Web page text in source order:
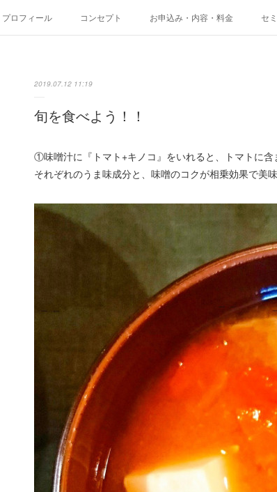
プロフィール コンセプト お申込み・内容・料金 セ
2019.07.12 11:19
旬を食べよう！！
①味噌汁に『トマト+キノコ』をいれると、トマトに含
それぞれのうま味成分と、味噌のコクが相乗効果で美